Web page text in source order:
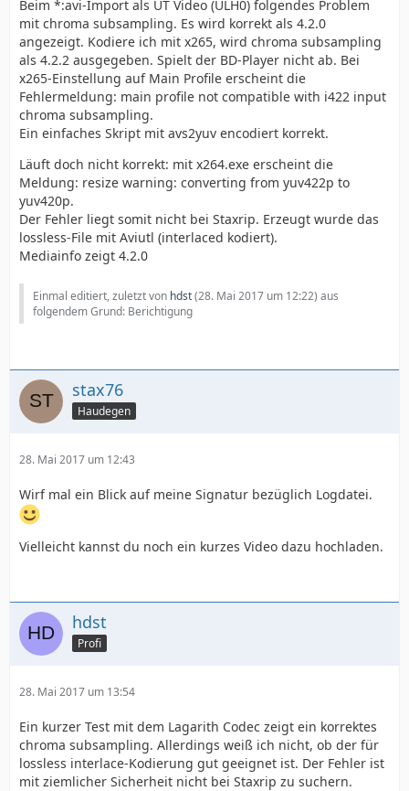
Beim *:avi-Import als UT Video (ULH0) folgendes Problem
mit chroma subsampling. Es wird korrekt als 4.2.0
angezeigt. Kodiere ich mit x265, wird chroma subsampling
als 4.2.2 ausgegeben. Spielt der BD-Player nicht ab. Bei
x265-Einstellung auf Main Profile erscheint die
Fehlermeldung: main profile not compatible with i422 input
chroma subsampling.
Ein einfaches Skript mit avs2yuv encodiert korrekt.
Läuft doch nicht korrekt: mit x264.exe erscheint die
Meldung: resize warning: converting from yuv422p to
yuv420p.
Der Fehler liegt somit nicht bei Staxrip. Erzeugt wurde das
lossless-File mit Aviutl (interlaced kodiert).
Mediainfo zeigt 4.2.0
Einmal editiert, zuletzt von hdst(28. Mai 2017 um 12:22) aus
folgendem Grund: Berichtigung
stax76
Haudegen
28. Mai 2017 um 12:43
Wirf mal ein Blick auf meine Signatur bezüglich Logdatei.
Vielleicht kannst du noch ein kurzes Video dazu hochladen.
hdst
Profi
28. Mai 2017 um 13:54
Ein kurzer Test mit dem Lagarith Codec zeigt ein korrektes
chroma subsampling. Allerdings weiß ich nicht, ob der für
lossless interlace-Kodierung gut geeignet ist. Der Fehler ist
mit ziemlicher Sicherheit nicht bei Staxrip zu suchern.